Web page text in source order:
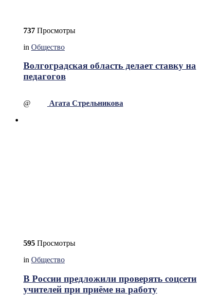
737 Просмотры
in Общество
Волгоградская область делает ставку на
педагогов
@ Агата Стрельникова
595 Просмотры
in Общество
В России предложили проверять соцсети
учителей при приёме на работу